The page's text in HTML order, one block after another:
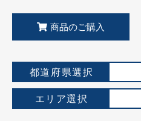
商品のご購入
都道府県選択
エリア選択